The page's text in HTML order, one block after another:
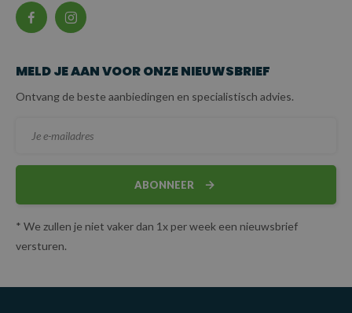
MELD JE AAN VOOR ONZE NIEUWSBRIEF
Ontvang de beste aanbiedingen en specialistisch advies.
ABONNEER
* We zullen je niet vaker dan 1x per week een nieuwsbrief
versturen.